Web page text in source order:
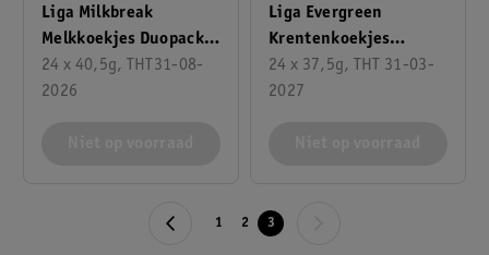
Liga Milkbreak
Melkkoekjes Duopacks
XL
24 x 40,5g, THT31-08-
2026
Liga Evergreen
Krentenkoekjes
Duopacks XL
24 x 37,5g, THT 31-03-
2027
1 2 3